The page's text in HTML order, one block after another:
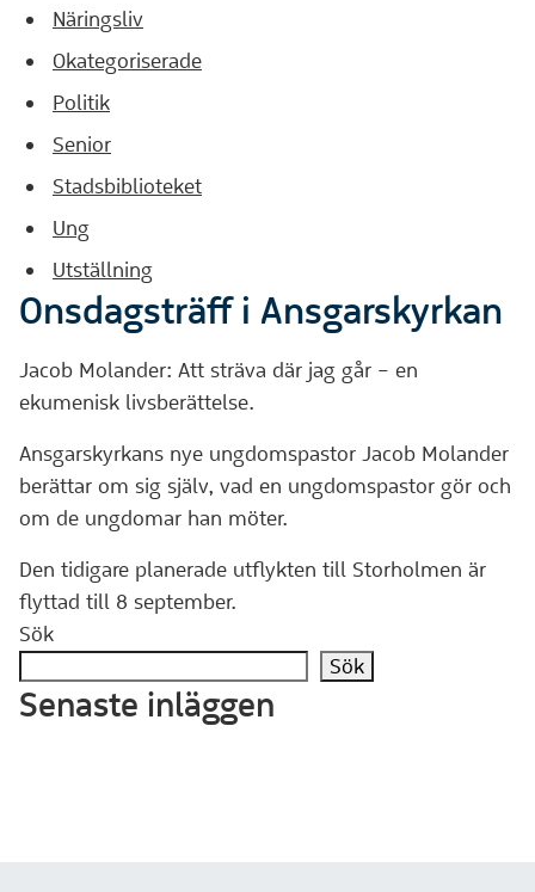
Näringsliv
Okategoriserade
Politik
Senior
Stadsbiblioteket
Ung
Utställning
Onsdagsträff i Ansgarskyrkan
Jacob Molander: Att sträva där jag går – en
ekumenisk livsberättelse.
Ansgarskyrkans nye ungdomspastor Jacob Molander
berättar om sig själv, vad en ungdomspastor gör och
om de ungdomar han möter.
Den tidigare planerade utflykten till Storholmen är
flyttad till 8 september.
Sök
Sök
Senaste inläggen